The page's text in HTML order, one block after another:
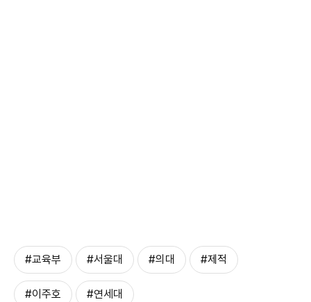
#교육부 #서울대 #의대 #제적
#이주호 #연세대